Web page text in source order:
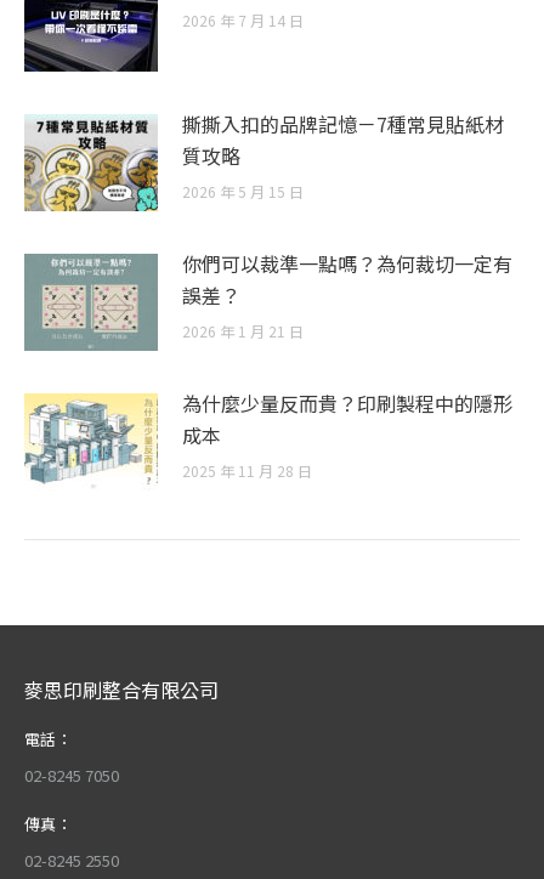
2026 年 7 月 14 日
撕撕入扣的品牌記憶－7種常見貼紙材
質攻略
2026 年 5 月 15 日
你們可以裁準一點嗎？為何裁切一定有
誤差？
2026 年 1 月 21 日
為什麼少量反而貴？印刷製程中的隱形
成本
2025 年 11 月 28 日
麥思印刷整合有限公司
電話：
02-8245 7050
傳真：
02-8245 2550